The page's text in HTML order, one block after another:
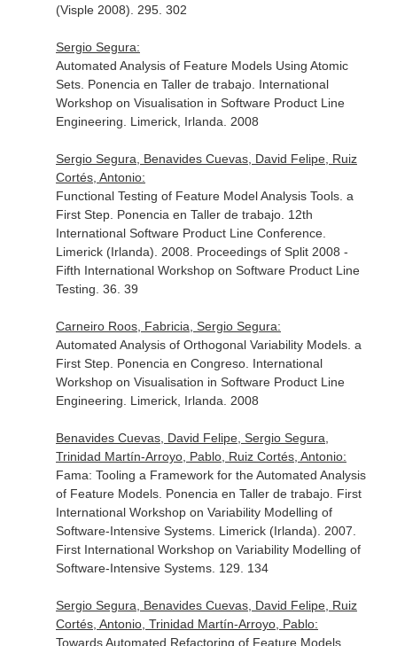
(Visple 2008). 295. 302
Sergio Segura:
Automated Analysis of Feature Models Using Atomic
Sets. Ponencia en Taller de trabajo. International
Workshop on Visualisation in Software Product Line
Engineering. Limerick, Irlanda. 2008
Sergio Segura, Benavides Cuevas, David Felipe, Ruiz
Cortés, Antonio:
Functional Testing of Feature Model Analysis Tools. a
First Step. Ponencia en Taller de trabajo. 12th
International Software Product Line Conference.
Limerick (Irlanda). 2008. Proceedings of Split 2008 -
Fifth International Workshop on Software Product Line
Testing. 36. 39
Carneiro Roos, Fabricia, Sergio Segura:
Automated Analysis of Orthogonal Variability Models. a
First Step. Ponencia en Congreso. International
Workshop on Visualisation in Software Product Line
Engineering. Limerick, Irlanda. 2008
Benavides Cuevas, David Felipe, Sergio Segura,
Trinidad Martín-Arroyo, Pablo, Ruiz Cortés, Antonio:
Fama: Tooling a Framework for the Automated Analysis
of Feature Models. Ponencia en Taller de trabajo. First
International Workshop on Variability Modelling of
Software-Intensive Systems. Limerick (Irlanda). 2007.
First International Workshop on Variability Modelling of
Software-Intensive Systems. 129. 134
Sergio Segura, Benavides Cuevas, David Felipe, Ruiz
Cortés, Antonio, Trinidad Martín-Arroyo, Pablo:
Towards Automated Refactoring of Feature Models